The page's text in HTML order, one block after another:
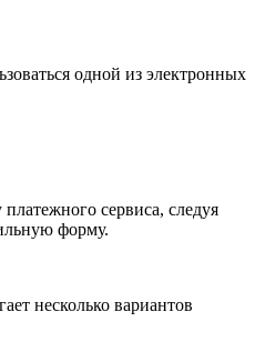
одной из электронных
сервиса, следуя
форму.
несколько вариантов